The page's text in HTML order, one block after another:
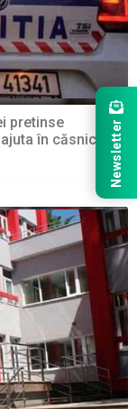
pretinse
în căsnicie
Newsletter